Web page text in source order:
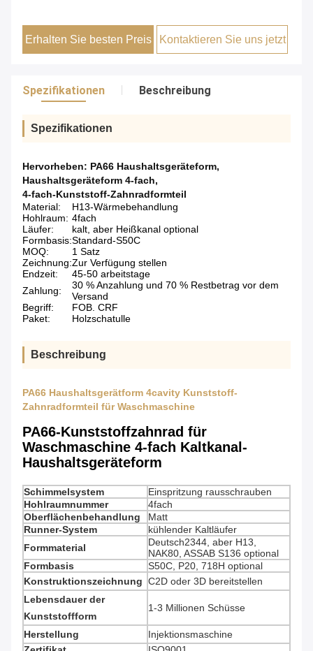
Erhalten Sie besten Preis Kontaktieren Sie uns jetzt
Spezifikationen Beschreibung
Spezifikationen
Hervorheben: PA66 Haushaltsgeräteform,
Haushaltsgeräteform 4-fach,
4-fach-Kunststoff-Zahnradformteil
Material:
H13-Wärmebehandlung
Hohlraum: 4fach
Läufer:
kalt, aber Heißkanal optional
Formbasis:Standard-S50C
MOQ:
1 Satz
Zeichnung:Zur Verfügung stellen
Endzeit:
45-50 arbeitstage
Zahlung:
30 % Anzahlung und 70 % Restbetrag vor dem
Versand
Begriff:
FOB. CRF
Paket:
Holzschatulle
Beschreibung
PA66 Haushaltsgerätform 4cavity Kunststoff-
Zahnradformteil für Waschmaschine
PA66-Kunststoffzahnrad für
Waschmaschine 4-fach Kaltkanal-
Haushaltsgeräteform
Schimmelsystem
Einspritzung rausschrauben
Hohlraumnummer
4fach
Oberflächenbehandlung
Matt
Runner-System
kühlender Kaltläufer
Formmaterial
Deutsch2344, aber H13,
NAK80, ASSAB S136 optional
Formbasis
S50C, P20, 718H optional
Konstruktionszeichnung C2D oder 3D bereitstellen
Lebensdauer der
Kunststoffform
1-3 Millionen Schüsse
Herstellung
Injektionsmaschine